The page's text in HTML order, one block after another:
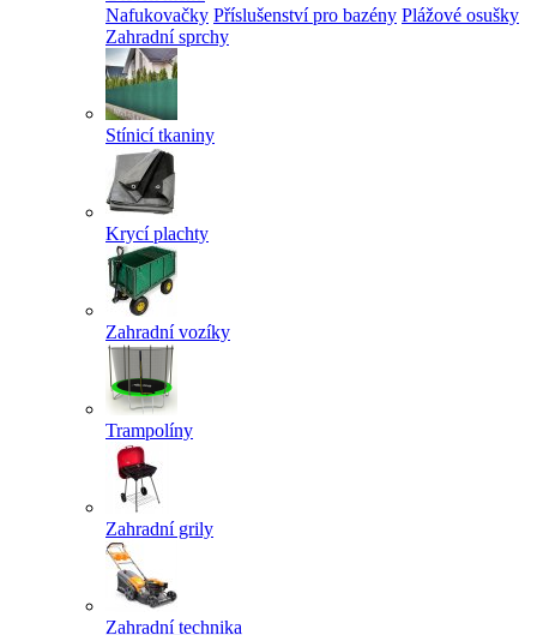
Nafukovačky Příslušenství pro bazény Plážové osušky
Zahradní sprchy
Stínicí tkaniny
Krycí plachty
Zahradní vozíky
Trampolíny
Zahradní grily
Zahradní technika